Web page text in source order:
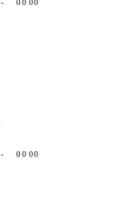
- 0 0 00
- 0 0 00